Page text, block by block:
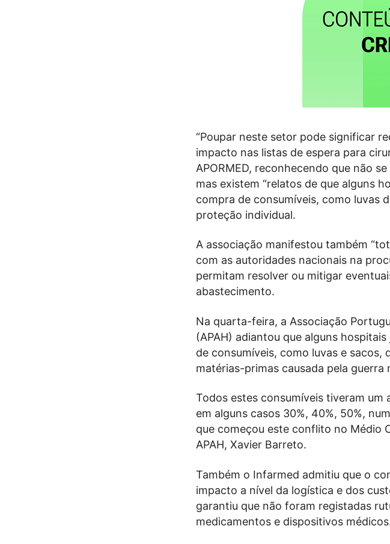
“Poupar neste setor pode significar
impacto nas listas de espera para
APORMED, reconhecendo que não
mas existem “relatos de que alguns
compra de consumíveis, como luvas
proteção individual.
A associação manifestou também
com as autoridades nacionais na
permitam resolver ou mitigar
abastecimento.
Na quarta-feira, a Associação
(APAH) adiantou que alguns
de consumíveis, como luvas e
matérias-primas causada pela guerra
Todos estes consumíveis tiveram
em alguns casos 30%, 40%, 50%,
que começou este conflito no Médio
APAH, Xavier Barreto.
Também o Infarmed admitiu que o
impacto a nível da logística e dos
garantiu que não foram registadas
medicamentos e dispositivos